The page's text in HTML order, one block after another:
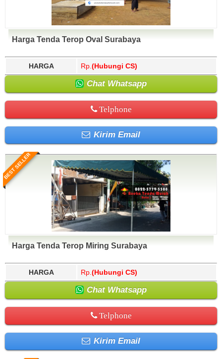
Harga Tenda Terop Oval Surabaya
HARGA Rp. (Hubungi CS)
Chat Whatsapp
Telphone
Kirim Email
BEST SELLER
Harga Tenda Terop Miring Surabaya
HARGA Rp. (Hubungi CS)
Chat Whatsapp
Telphone
Kirim Email